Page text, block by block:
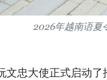
2026年越南语夏
文忠大使正式启动